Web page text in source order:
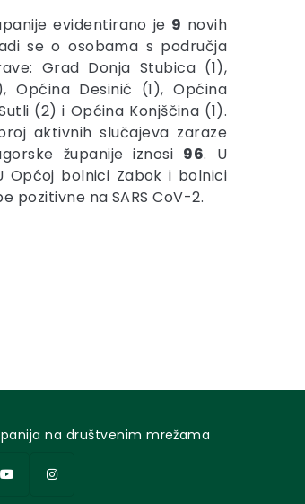
evidentirano je 9 novih
se o osobama s područja
Grad Donja Stubica (1),
Općina Desinić (1), Općina
(2) i Općina Konjščina (1).
aktivnih slučajeva zaraze
županije iznosi 96. U
Općoj bolnici Zabok i bolnici
pozitivne na SARS CoV-2.
na društvenim mrežama